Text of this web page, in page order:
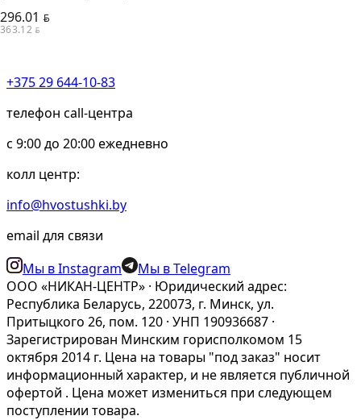
296.01 BYN
363.12 BYN
+375 29 644-10-83
телефон call-центра
c 9:00 до 20:00 ежедневно
колл центр:
info@hvostushki.by
email для связи
Мы в Instagram
Мы в Telegram
ООО «НИКАН-ЦЕНТР» · Юридический адрес:
Республика Беларусь, 220073, г. Минск, ул.
Притыцкого 26, пом. 120 · УНП 190936687 ·
Зарегистрирован Минским горисполкомом 15
октября 2014 г. Цена на товары "под заказ" носит
информационный характер, и не является публичной
офертой . Цена может измениться при следующем
поступлении товара.